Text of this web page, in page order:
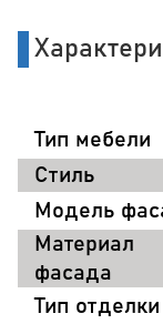
Тип мебели
Стиль
Модель
Материал
фасада
Тип отделки